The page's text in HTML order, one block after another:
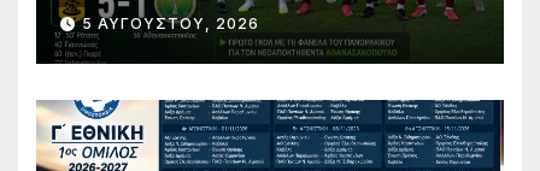
5 ΑΥΓΟΎΣΤΟΥ, 2026